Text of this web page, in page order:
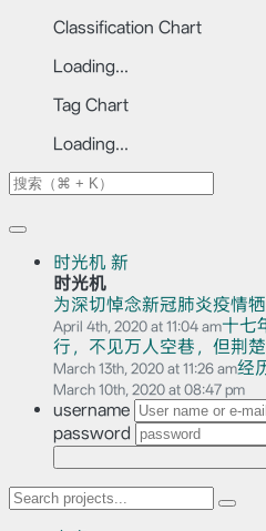
Classification Chart
Loading...
Tag Chart
Loading...
时光机 新
时光机
为深切悼念新冠肺炎疫情
April 4th, 2020 at 11:04 am十七
行，不见万人空巷，但荆
March 13th, 2020 at 11:26 am经
March 10th, 2020 at 08:47 pm
username
password